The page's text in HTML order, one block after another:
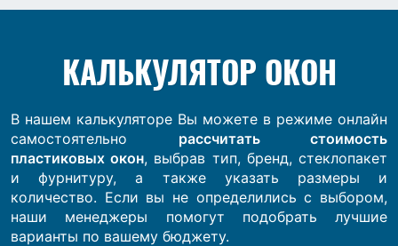
КАЛЬКУЛЯТОР ОКОН
В нашем калькуляторе Вы можете в режиме онлайн
самостоятельно рассчитать стоимость
пластиковых окон, выбрав тип, бренд, стеклопакет
и фурнитуру, а также указать размеры и
количество. Если вы не определились с выбором,
наши менеджеры помогут подобрать лучшие
варианты по вашему бюджету.